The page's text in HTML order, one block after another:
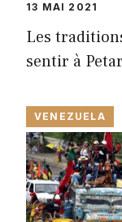
13 MAI 2021
Les
sentir à
VENEZUELA